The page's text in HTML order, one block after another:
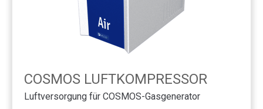
COSMOS LUFTKOMPRESSOR
Luftversorgung für COSMOS-Gasgenerator